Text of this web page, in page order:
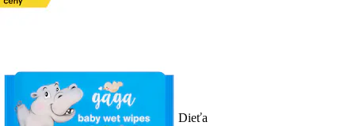
Dieťa